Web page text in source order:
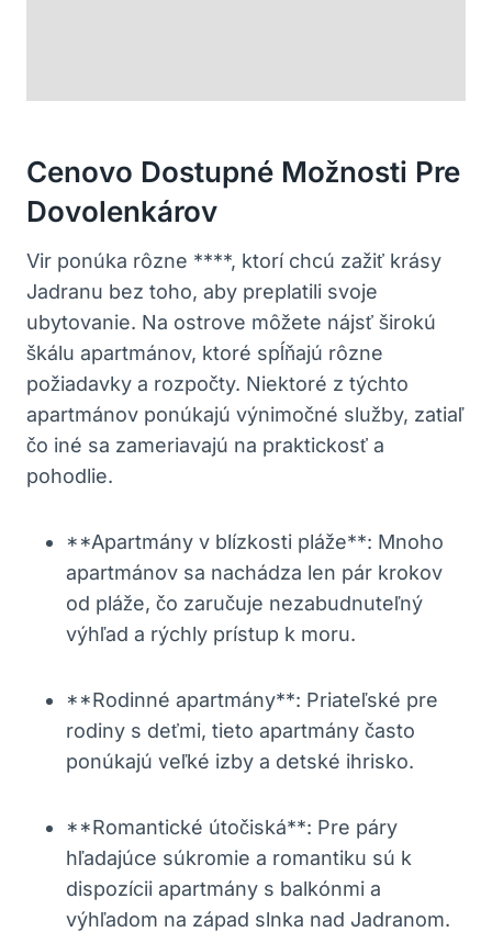
Cenovo Dostupné Možnosti Pre
Dovolenkárov
Vir ponúka rôzne ****, ktorí chcú zažiť krásy
Jadranu bez toho, aby preplatili svoje
ubytovanie. Na ostrove môžete nájsť širokú
škálu apartmánov, ktoré spĺňajú rôzne
požiadavky a rozpočty. Niektoré z týchto
apartmánov ponúkajú výnimočné služby, zatiaľ
čo iné sa zameriavajú na praktickosť a
pohodlie.
**Apartmány v blízkosti pláže**: Mnoho
apartmánov sa nachádza len pár krokov
od pláže, čo zaručuje nezabudnuteľný
výhľad a rýchly prístup k moru.
**Rodinné apartmány**: Priateľské pre
rodiny s deťmi, tieto apartmány často
ponúkajú veľké izby a detské ihrisko.
**Romantické útočiská**: Pre páry
hľadajúce súkromie a romantiku sú k
dispozícii apartmány s balkónmi a
výhľadom na západ slnka nad Jadranom.